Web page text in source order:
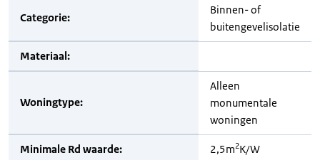
Categorie:
Binnen- of
buitengevelisolatie
Materiaal:
Woningtype:
Alleen
monumentale
woningen
Minimale Rd waarde: 2,5m2K/W